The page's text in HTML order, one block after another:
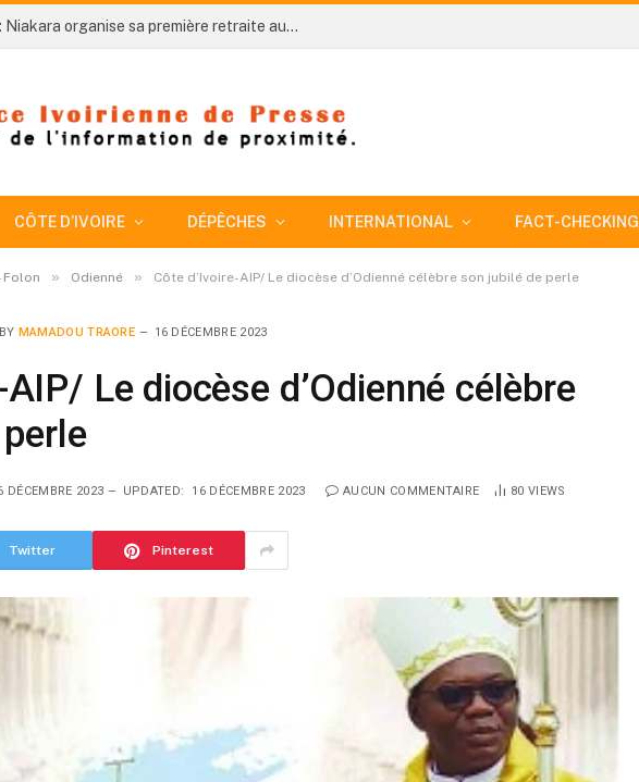
Côte d’Ivoire-AIP/ An 66: Niakara organise sa première retraite aux flambeaux sous le signe de l’unité nationale
CÔTE D’IVOIRE DÉPÊCHES INTERNATIONAL FACT-CHECKING
Folon » Odienné » Côte d’Ivoire-AIP/ Le diocèse d’Odienné célèbre son jubilé de perle
BY MAMADOU TRAORE 16 DÉCEMBRE 2023
AIP/ Le diocèse d’Odienné célèbre
DÉCEMBRE 2023 UPDATED: 16 DÉCEMBRE 2023 AUCUN COMMENTAIRE 80 VIEWS
Twitter Pinterest